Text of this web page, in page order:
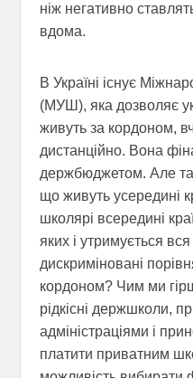
ніж негативно
вдома.
В Україні існує
(МУШ), яка дозволяє
живуть за кордоном,
дистанційно. Вона
держбюджетом. Але
що живуть усередині
школярі всередині
яких і утримується
дискриміновані
кордоном? Чим ми
рідкісні держшколи,
адміністраціями і
платити приватним